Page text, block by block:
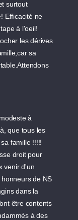
surtout
Efficacité ne
à l'oeil!
les dérives
sa
à
que tous les
famille !!!!!
droit pour
venir d'un
de NS
dans la
être contents
à des